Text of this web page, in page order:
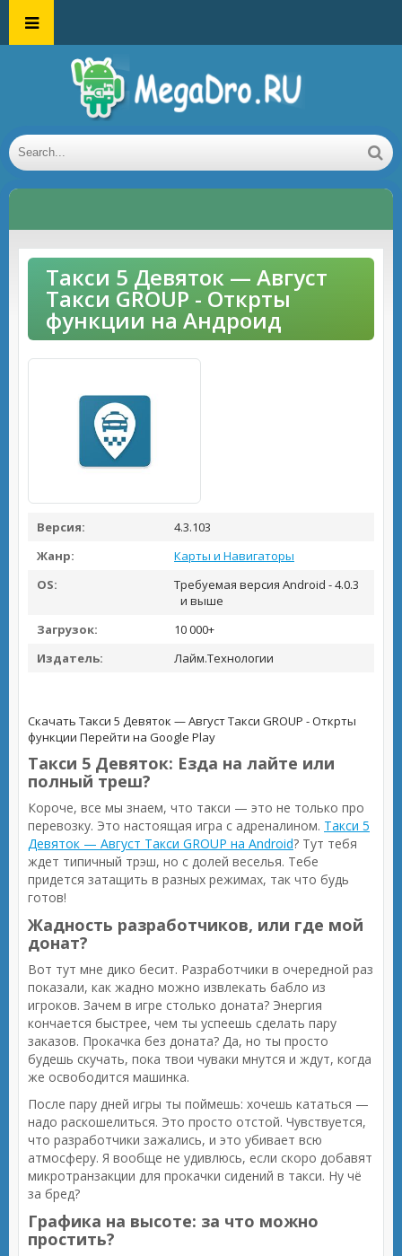
Такси 5 Девяток — Август
Такси GROUP - Открты
функции на Андроид
Версия:
4.3.103
Жанр:
Карты и Навигаторы
OS:
Требуемая версия Android - 4.0.3
и выше
Загрузок:
10 000+
Издатель:
Лайм.Технологии
Скачать Такси 5 Девяток — Август Такси GROUP - Открты
функции Перейти на Google Play
Такси 5 Девяток: Езда на лайте или
полный треш?
Короче, все мы знаем, что такси — это не только про
перевозку. Это настоящая игра с адреналином. Такси 5
Девяток — Август Такси GROUP на Android? Тут тебя
ждет типичный трэш, но с долей веселья. Тебе
придется затащить в разных режимах, так что будь
готов!
Жадность разработчиков, или где мой
донат?
Вот тут мне дико бесит. Разработчики в очередной раз
показали, как жадно можно извлекать бабло из
игроков. Зачем в игре столько доната? Энергия
кончается быстрее, чем ты успеешь сделать пару
заказов. Прокачка без доната? Да, но ты просто
будешь скучать, пока твои чуваки мнутся и ждут, когда
же освободится машинка.
После пару дней игры ты поймешь: хочешь кататься —
надо раскошелиться. Это просто отстой. Чувствуется,
что разработчики зажались, и это убивает всю
атмосферу. Я вообще не удивлюсь, если скоро добавят
микротранзакции для прокачки сидений в такси. Ну чё
за бред?
Графика на высоте: за что можно
простить?